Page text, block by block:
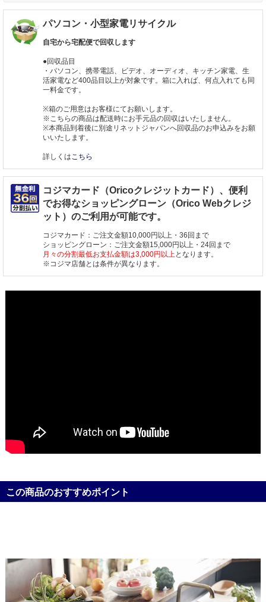
パソコン・小型家電リサイクル
自宅から宅配便で回収します
●回収品目
・パソコン、携帯電話、ビデオ、オーディオ、キッチン家電、生
活家電など400品目以上が対象です。箱に入れば、何点入れても同
一料金です。
※箱のご用意はお客様にてお願いします。
※こちらの商品は配送時にお手元品の回収はいたしません。
※本商品到着後に別途リネットジャパンへ回収品のお申込みをお願
いいたします。
詳しくはこちら
コジマカード（Oricoクレジットカード）、便利
でお得なショッピングローン（Orico Webクレジ
ット）のご利用が可能です。
コジマカード：ご注文金額10,000円以上・36回まで
ショッピングローン：ご注文金額15,000円以上・24回まで
月々の分割最低お支払金額は3,000円以上となります。
※コジマ店舗とは条件が異なります。
この商品のおすすめポイント